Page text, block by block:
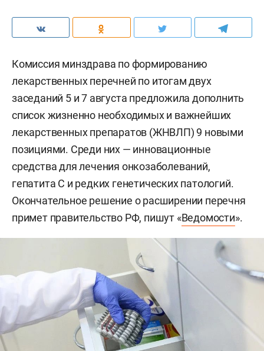
Комиссия минздрава по формированию
лекарственных перечней по итогам двух
заседаний 5 и 7 августа предложила дополнить
список жизненно необходимых и важнейших
лекарственных препаратов (ЖНВЛП) 9 новыми
позициями. Среди них — инновационные
средства для лечения онкозаболеваний,
гепатита С и редких генетических патологий.
Окончательное решение о расширении перечня
примет правительство РФ, пишут «Ведомости».